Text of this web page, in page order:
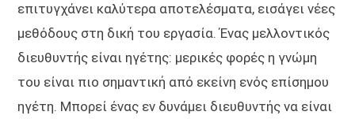
επιτυγχάνει καλύτερα αποτελέσματα, εισάγει νέες
μεθόδους στη δική του εργασία. Ένας μελλοντικός
διευθυντής είναι ηγέτης: μερικές φορές η γνώμη
του είναι πιο σημαντική από εκείνη ενός επίσημου
ηγέτη. Μπορεί ένας εν δυνάμει διευθυντής να είναι